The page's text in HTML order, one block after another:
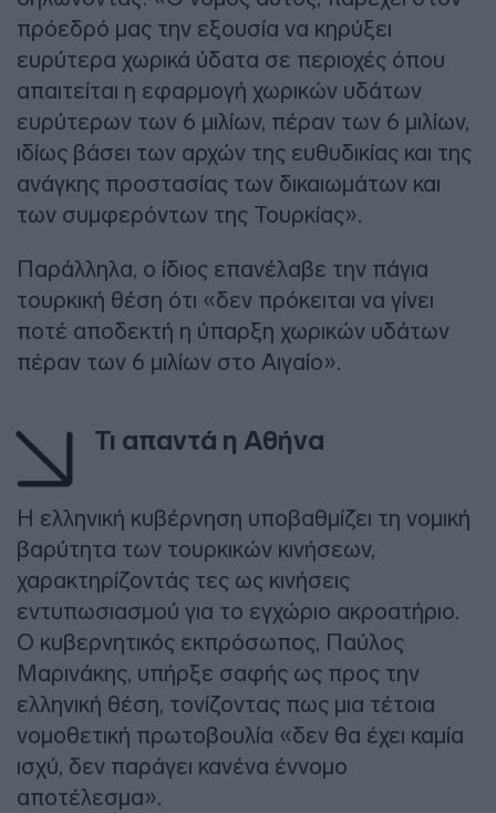
πρόεδρό μας την εξουσία να κηρύξει
ευρύτερα χωρικά ύδατα σε περιοχές όπου
απαιτείται η εφαρμογή χωρικών υδάτων
ευρύτερων των 6 μιλίων, πέραν των 6 μιλίων,
ιδίως βάσει των αρχών της ευθυδικίας και της
ανάγκης προστασίας των δικαιωμάτων και
των συμφερόντων της Τουρκίας».
Παράλληλα, ο ίδιος επανέλαβε την πάγια
τουρκική θέση ότι «δεν πρόκειται να γίνει
ποτέ αποδεκτή η ύπαρξη χωρικών υδάτων
πέραν των 6 μιλίων στο Αιγαίο».
Τι απαντά η Αθήνα
Η ελληνική κυβέρνηση υποβαθμίζει τη νομική
βαρύτητα των τουρκικών κινήσεων,
χαρακτηρίζοντάς τες ως κινήσεις
εντυπωσιασμού για το εγχώριο ακροατήριο.
Ο κυβερνητικός εκπρόσωπος, Παύλος
Μαρινάκης, υπήρξε σαφής ως προς την
ελληνική θέση, τονίζοντας πως μια τέτοια
νομοθετική πρωτοβουλία «δεν θα έχει καμία
ισχύ, δεν παράγει κανένα έννομο
αποτέλεσμα».